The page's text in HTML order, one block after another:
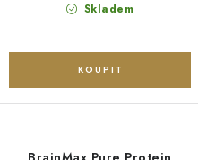
Skladem